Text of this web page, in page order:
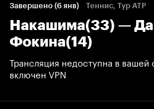
Завершено (6 янв) Теннис, Тур ATP
Накашима(33) —
Фокина(14)
Трансляция недоступна в вашей
включен VPN